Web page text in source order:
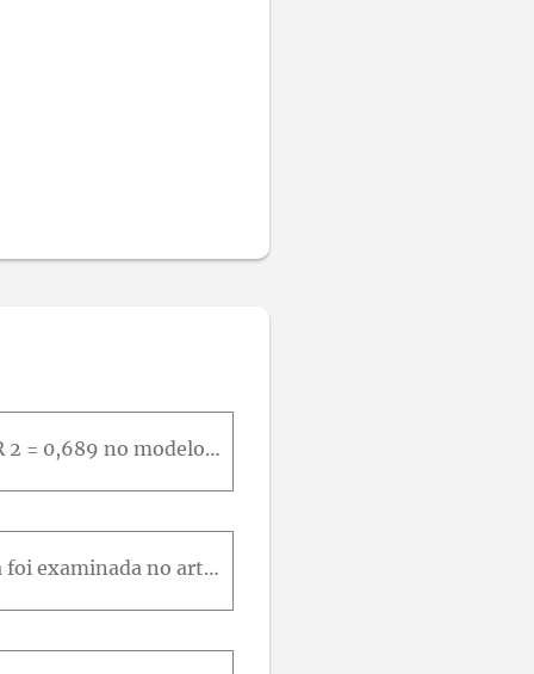
Visto que R 2 = 0,723 para o modelo contendo os previsores x 1 , x 4 , x 5 e x 8 e R 2 = 0,689 no modelo com os previsores x 1 , x 3 , x 5 e x 6 o que você pode dizer sobre R 2 no modelo contendo os p
A exposição à poluição atmosférica diminui a expectativa de vida? Essa pergunta foi examinada no artigo "Does Air Pollution Shorten Lives?" (Statistics and Public Policy, Reading, MA, Addison Wesley,